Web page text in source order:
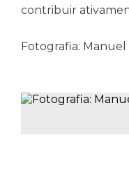
contribuir
Fotografia: Manuel